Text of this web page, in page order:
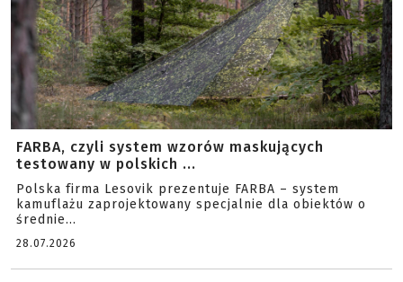
FARBA, czyli system wzorów maskujących
testowany w polskich ...
Polska firma Lesovik prezentuje FARBA – system
kamuflażu zaprojektowany specjalnie dla obiektów o
średnie...
28.07.2026